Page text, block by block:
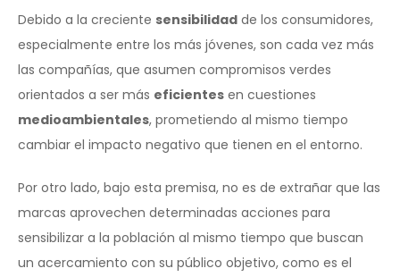
Debido a la creciente sensibilidad de los consumidores,
especialmente entre los más jóvenes, son cada vez más
las compañías, que asumen compromisos verdes
orientados a ser más eficientes en cuestiones
medioambientales, prometiendo al mismo tiempo
cambiar el impacto negativo que tienen en el entorno.
Por otro lado, bajo esta premisa, no es de extrañar que las
marcas aprovechen determinadas acciones para
sensibilizar a la población al mismo tiempo que buscan
un acercamiento con su público objetivo, como es el